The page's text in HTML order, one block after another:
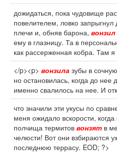
дожидаться, пока чудовище
повелителем, ловко запрыгнул
плечи и, обняв барона, вонзил
ему в глазницу. Та в
как рассерженная кобра. Там
</p><p> вонзила зубы в
но остановилась, когда до нее
именно свалилось на нее. И
что значили эти укусы по
меня ожидало вскорости,
полчища термитов вонзят в
челюсти! Вот они взбираются
последнюю террасу. EOD; ?>